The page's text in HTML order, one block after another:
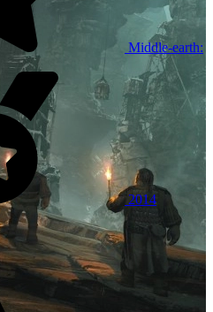
Middle-earth:
2014